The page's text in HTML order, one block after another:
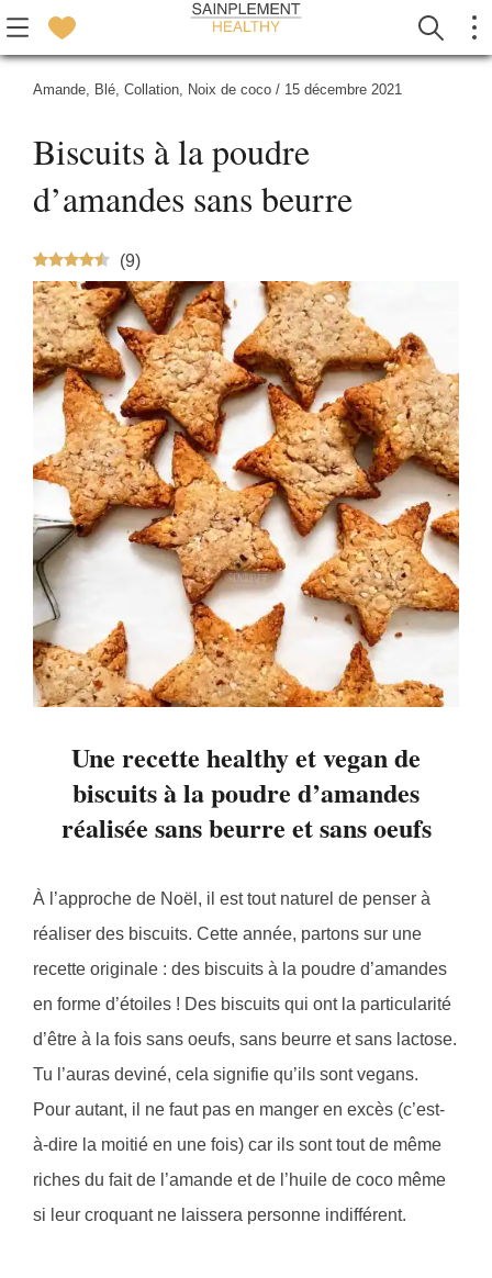
Amande, Blé, Collation, Noix de coco / 15 décembre 2021
Biscuits à la poudre
d’amandes sans beurre
(9)
Une recette healthy et vegan de
biscuits à la poudre d’amandes
réalisée sans beurre et sans oeufs
À l’approche de Noël, il est tout naturel de penser à
réaliser des biscuits. Cette année, partons sur une
recette originale : des biscuits à la poudre d’amandes
en forme d’étoiles ! Des biscuits qui ont la particularité
d’être à la fois sans oeufs, sans beurre et sans lactose.
Tu l’auras deviné, cela signifie qu’ils sont vegans.
Pour autant, il ne faut pas en manger en excès (c’est-
à-dire la moitié en une fois) car ils sont tout de même
riches du fait de l’amande et de l’huile de coco même
si leur croquant ne laissera personne indifférent.